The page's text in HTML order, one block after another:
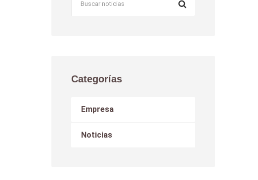
Categorías
Empresa
Noticias